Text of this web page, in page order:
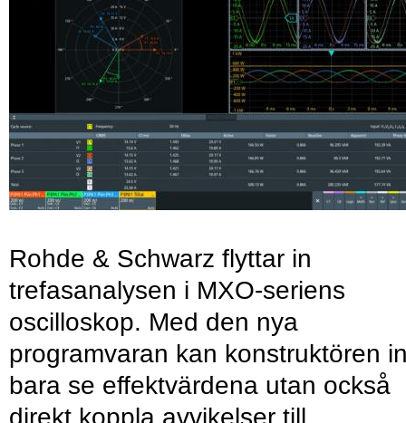
Rohde & Schwarz flyttar in
trefasanalysen i MXO-seriens
oscilloskop. Med den nya
programvaran kan konstruktören
bara se effektvärdena utan också